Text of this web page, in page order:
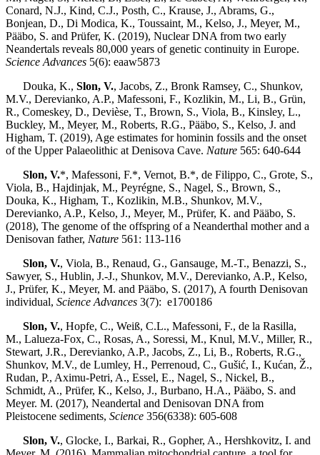
Conard, N.J., Kind, C.J., Posth, C., Krause, J., Abrams, G.,
Bonjean, D., Di Modica, K., Toussaint, M., Kelso, J., Meyer, M.,
Pääbo, S. and Prüfer, K. (2019), Nuclear DNA from two early
Neandertals reveals 80,000 years of genetic continuity in Europe.
Science Advances 5(6): eaaw5873
Douka, K., Slon, V., Jacobs, Z., Bronk Ramsey, C., Shunkov,
M.V., Derevianko, A.P., Mafessoni, F., Kozlikin, M., Li, B., Grün,
R., Comeskey, D., Devièse, T., Brown, S., Viola, B., Kinsley, L.,
Buckley, M., Meyer, M., Roberts, R.G., Pääbo, S., Kelso, J. and
Higham, T. (2019), Age estimates for hominin fossils and the onset
of the Upper Palaeolithic at Denisova Cave. Nature 565: 640-644
Slon, V.*, Mafessoni, F.*, Vernot, B.*, de Filippo, C., Grote, S.,
Viola, B., Hajdinjak, M., Peyrégne, S., Nagel, S., Brown, S.,
Douka, K., Higham, T., Kozlikin, M.B., Shunkov, M.V.,
Derevianko, A.P., Kelso, J., Meyer, M., Prüfer, K. and Pääbo, S.
(2018), The genome of the offspring of a Neanderthal mother and a
Denisovan father, Nature 561: 113-116
Slon, V., Viola, B., Renaud, G., Gansauge, M.-T., Benazzi, S.,
Sawyer, S., Hublin, J.-J., Shunkov, M.V., Derevianko, A.P., Kelso,
J., Prüfer, K., Meyer, M. and Pääbo, S. (2017), A fourth Denisovan
individual, Science Advances 3(7): e1700186
Slon, V., Hopfe, C., Weiß, C.L., Mafessoni, F., de la Rasilla,
M., Lalueza-Fox, C., Rosas, A., Soressi, M., Knul, M.V., Miller, R.,
Stewart, J.R., Derevianko, A.P., Jacobs, Z., Li, B., Roberts, R.G.,
Shunkov, M.V., de Lumley, H., Perrenoud, C., Gušić, I., Kućan, Ž.,
Rudan, P., Aximu-Petri, A., Essel, E., Nagel, S., Nickel, B.,
Schmidt, A., Prüfer, K., Kelso, J., Burbano, H.A., Pääbo, S. and
Meyer. M. (2017), Neandertal and Denisovan DNA from
Pleistocene sediments, Science 356(6338): 605-608
Slon, V., Glocke, I., Barkai, R., Gopher, A., Hershkovitz, I. and